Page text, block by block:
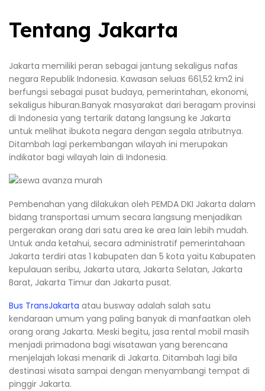
Tentang Jakarta
Jakarta memiliki peran sebagai jantung sekaligus nafas
negara Republik Indonesia. Kawasan seluas 661,52 km2 ini
berfungsi sebagai pusat budaya, pemerintahan, ekonomi,
sekaligus hiburan.Banyak masyarakat dari beragam provinsi
di Indonesia yang tertarik datang langsung ke Jakarta
untuk melihat ibukota negara dengan segala atributnya.
Ditambah lagi perkembangan wilayah ini merupakan
indikator bagi wilayah lain di Indonesia.
Pembenahan yang dilakukan oleh PEMDA DKI Jakarta dalam
bidang transportasi umum secara langsung menjadikan
pergerakan orang dari satu area ke area lain lebih mudah.
Untuk anda ketahui, secara administratif pemerintahaan
Jakarta terdiri atas 1 kabupaten dan 5 kota yaitu Kabupaten
kepulauan seribu, Jakarta utara, Jakarta Selatan, Jakarta
Barat, Jakarta Timur dan Jakarta pusat.
Bus TransJakarta atau busway adalah salah satu
kendaraan umum yang paling banyak di manfaatkan oleh
orang orang Jakarta. Meski begitu, jasa rental mobil masih
menjadi primadona bagi wisatawan yang berencana
menjelajah lokasi menarik di Jakarta. Ditambah lagi bila
destinasi wisata sampai dengan menyambangi tempat di
pinggir Jakarta.